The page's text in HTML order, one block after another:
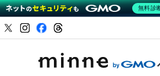
無料診